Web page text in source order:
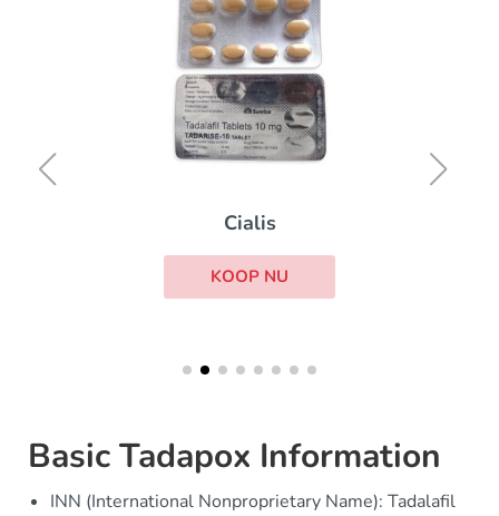
Cialis
KOOP NU
Basic Tadapox Information
INN (International Nonproprietary Name): Tadalafil